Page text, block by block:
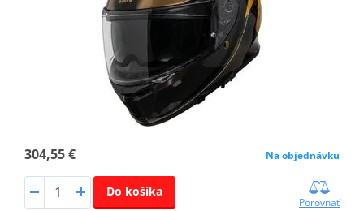
304,55 € Na objednávku
Do košíka
Porovnať